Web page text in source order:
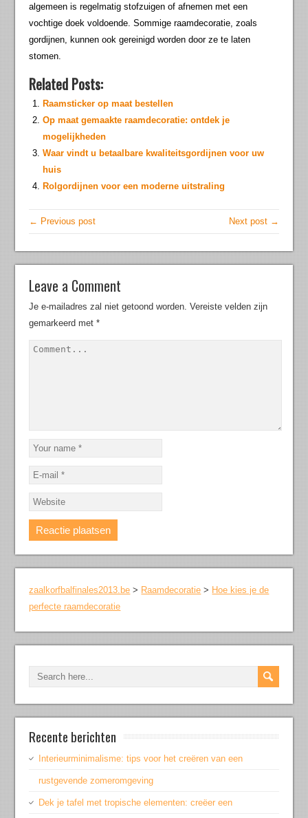
algemeen is regelmatig stofzuigen of afnemen met een
vochtige doek voldoende. Sommige raamdecoratie, zoals
gordijnen, kunnen ook gereinigd worden door ze te laten
stomen.
Related Posts:
Raamsticker op maat bestellen
Op maat gemaakte raamdecoratie: ontdek je
mogelijkheden
Waar vindt u betaalbare kwaliteitsgordijnen voor uw
huis
Rolgordijnen voor een moderne uitstraling
← Previous post Next post →
Leave a Comment
Je e-mailadres zal niet getoond worden. Vereiste velden zijn
gemarkeerd met*
zaalkorfbalfinales2013.be > Raamdecoratie > Hoe kies je de
perfecte raamdecoratie
Recente berichten
Interieurminimalisme: tips voor het creëren van een
rustgevende zomeromgeving
Dek je tafel met tropische elementen: creëer een